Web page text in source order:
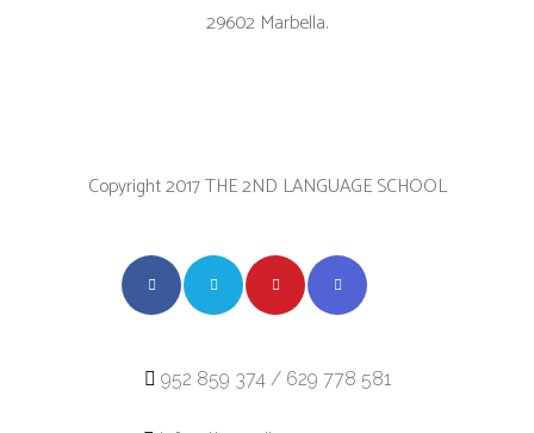
29602 Marbella.
Copyright 2017 THE 2ND LANGUAGE SCHOOL
952 859 374 / 629 778 581